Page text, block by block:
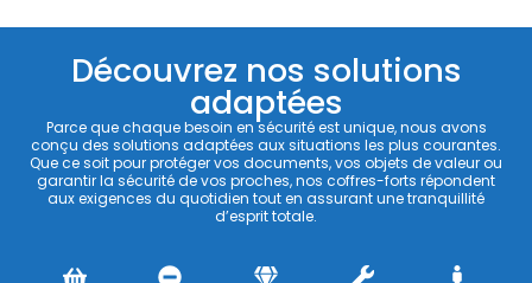
Découvrez nos solutions
adaptées
Parce que chaque besoin en sécurité est unique, nous avons
conçu des solutions adaptées aux situations les plus courantes.
Que ce soit pour protéger vos documents, vos objets de valeur ou
garantir la sécurité de vos proches, nos coffres-forts répondent
aux exigences du quotidien tout en assurant une tranquillité
d’esprit totale.